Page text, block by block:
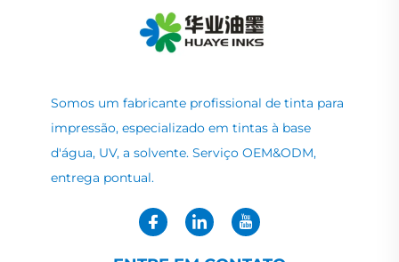
Somos um fabricante profissional de tinta para
impressão, especializado em tintas à base
d'água, UV, a solvente. Serviço OEM&ODM,
entrega pontual.